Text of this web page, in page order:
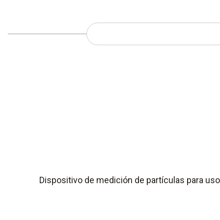
Dispositivo de medición de partículas para